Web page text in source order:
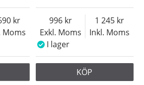
Moms
Exkl. Moms
996
Inkl. Moms
1 245
I lager
KÖP